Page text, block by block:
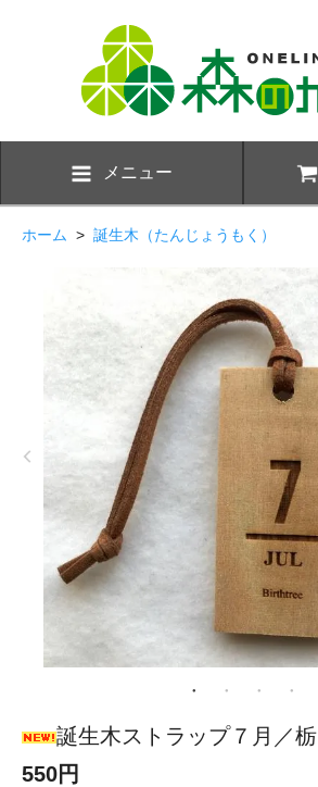
メニュー
ホーム > 誕生木（たんじょうもく）
誕生木ストラップ７月／栃
550円